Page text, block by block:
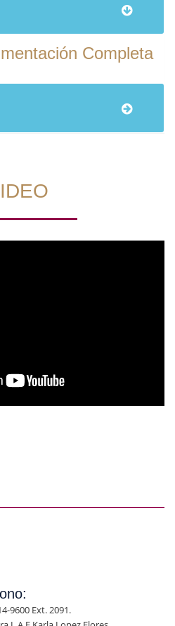
Completa
9600 Ext. 2091.